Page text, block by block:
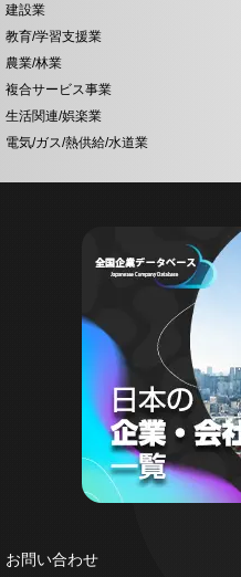
建設業
教育/学習支援業
農業/林業
複合サービス事業
生活関連/娯楽業
電気/ガス/熱供給/水道業
お問い合わせ